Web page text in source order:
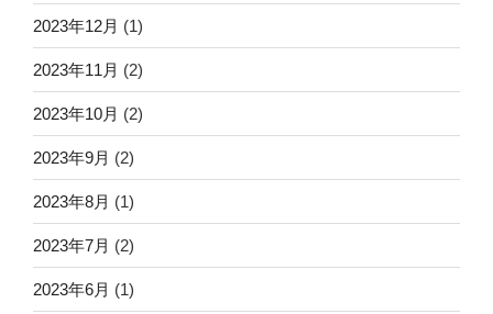
2023年12月 (1)
2023年11月 (2)
2023年10月 (2)
2023年9月 (2)
2023年8月 (1)
2023年7月 (2)
2023年6月 (1)